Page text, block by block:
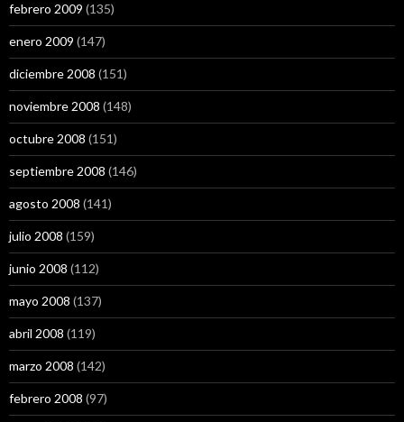
febrero 2009 (135)
enero 2009 (147)
diciembre 2008 (151)
noviembre 2008 (148)
octubre 2008 (151)
septiembre 2008 (146)
agosto 2008 (141)
julio 2008 (159)
junio 2008 (112)
mayo 2008 (137)
abril 2008 (119)
marzo 2008 (142)
febrero 2008 (97)